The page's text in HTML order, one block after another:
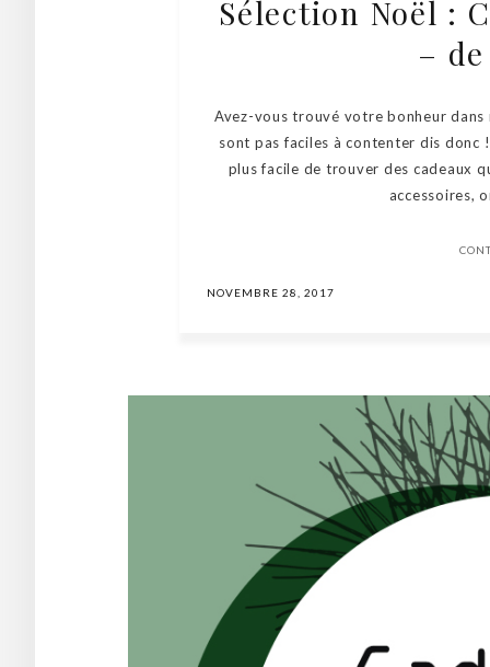
Sélection Noël :
–
Avez-vous trouvé votre bonheur
sont pas faciles à contenter dis donc
plus facile de trouver des cadeaux
accessoires,
NOVEMBRE 28, 2017